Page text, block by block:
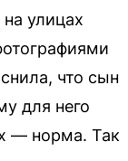
улицах
что сын
для него
— норма. Так